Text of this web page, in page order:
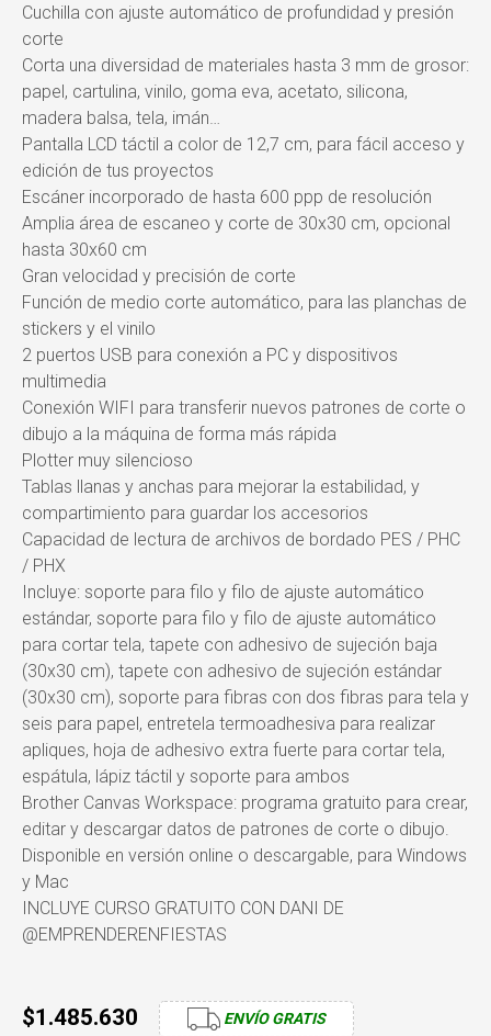
Cuchilla con ajuste automático de profundidad y presión
corte
Corta una diversidad de materiales hasta 3 mm de grosor:
papel, cartulina, vinilo, goma eva, acetato, silicona,
madera balsa, tela, imán…
Pantalla LCD táctil a color de 12,7 cm, para fácil acceso y
edición de tus proyectos
Escáner incorporado de hasta 600 ppp de resolución
Amplia área de escaneo y corte de 30x30 cm, opcional
hasta 30x60 cm
Gran velocidad y precisión de corte
Función de medio corte automático, para las planchas de
stickers y el vinilo
2 puertos USB para conexión a PC y dispositivos
multimedia
Conexión WIFI para transferir nuevos patrones de corte o
dibujo a la máquina de forma más rápida
Plotter muy silencioso
Tablas llanas y anchas para mejorar la estabilidad, y
compartimiento para guardar los accesorios
Capacidad de lectura de archivos de bordado PES / PHC
/ PHX
Incluye: soporte para filo y filo de ajuste automático
estándar, soporte para filo y filo de ajuste automático
para cortar tela, tapete con adhesivo de sujeción baja
(30x30 cm), tapete con adhesivo de sujeción estándar
(30x30 cm), soporte para fibras con dos fibras para tela y
seis para papel, entretela termoadhesiva para realizar
apliques, hoja de adhesivo extra fuerte para cortar tela,
espátula, lápiz táctil y soporte para ambos
Brother Canvas Workspace: programa gratuito para crear,
editar y descargar datos de patrones de corte o dibujo.
Disponible en versión online o descargable, para Windows
y Mac
INCLUYE CURSO GRATUITO CON DANI DE
@EMPRENDERENFIESTAS
$1.485.630 ENVÍO GRATIS